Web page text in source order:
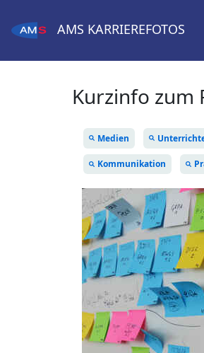
AMS KARRIEREFOTOS
Kurzinfo zum
Medien
Kommunikation